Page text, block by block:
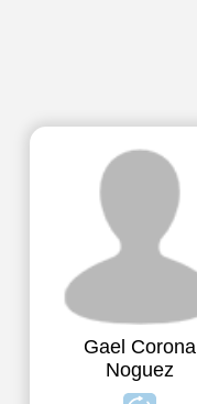
Gael Corona
Noguez